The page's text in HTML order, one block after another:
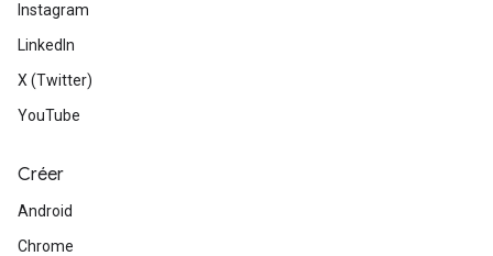
Instagram
LinkedIn
X (Twitter)
YouTube
Créer
Android
Chrome